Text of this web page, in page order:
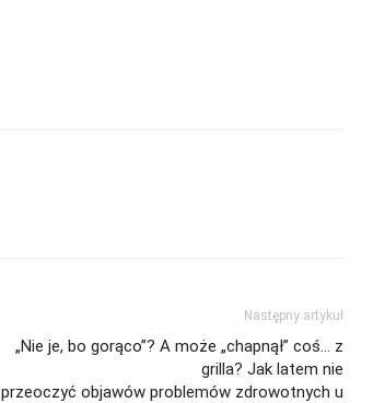
Następny artykuł
„Nie je, bo gorąco”? A może „chapnął” coś… z
grilla? Jak latem nie
przeoczyć objawów problemów zdrowotnych u